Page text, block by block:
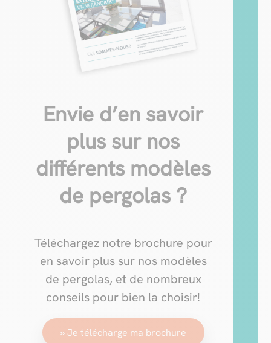
Envie d’en savoir
plus sur nos
différents modèles
de pergolas ?
Téléchargez notre brochure pour
en savoir plus sur nos modèles
de pergolas, et de nombreux
conseils pour bien la choisir!
» Je télécharge ma brochure